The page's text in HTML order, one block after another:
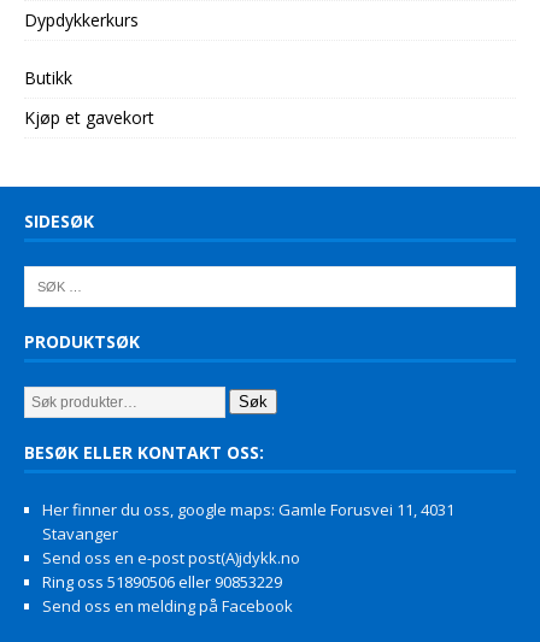
Dypdykkerkurs
Butikk
Kjøp et gavekort
SIDESØK
PRODUKTSØK
Søk
BESØK ELLER KONTAKT OSS:
Her finner du oss, google maps: Gamle Forusvei 11, 4031
Stavanger
Send oss en e-post post(A)jdykk.no
Ring oss 51890506 eller 90853229
Send oss en melding på Facebook